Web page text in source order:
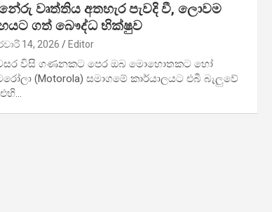
වෘත්තිය අතහැර පැවදි වී, ලොවම
ගත් බෞද්ධ භික්ෂුව
14, 2026 Editor
විසි ගණනකට පෙර ඔබ මොහොතකට හෝ
(Motorola) සමාගමේ කාර්යාලයට එබී බැලුවේ